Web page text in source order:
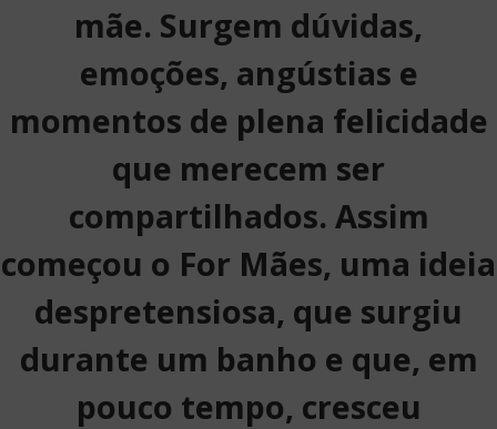
mãe. Surgem dúvidas,
emoções, angústias e
momentos de plena felicidade
que merecem ser
compartilhados. Assim
começou o For Mães, uma ideia
despretensiosa, que surgiu
durante um banho e que, em
pouco tempo, cresceu